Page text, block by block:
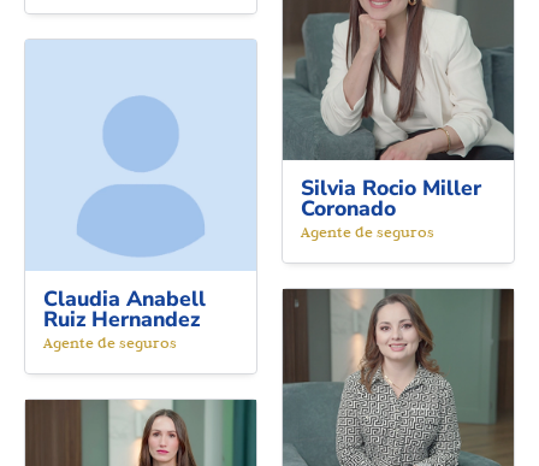
Silvia Rocio Miller
Coronado
Agente de seguros
Claudia Anabell
Ruiz Hernandez
Agente de seguros